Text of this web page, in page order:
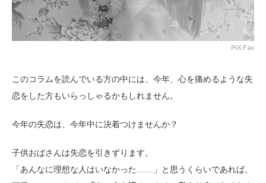
PiX Fav
このコラムを読んでいる方の中には、今年、心を痛めるような失
恋をした方もいらっしゃるかもしれません。
今年の失恋は、今年中に決着つけませんか？
子供おばさんは失恋を引きずります。
「あんなに理想な人はいなかった……」と思うくらいであれば、